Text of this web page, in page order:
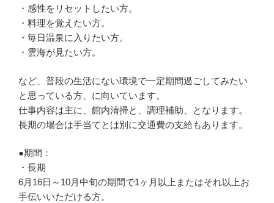
・感性をリセットしたい方。
・料理を覚えたい方。
・毎日温泉に入りたい方。
・雲海が見たい方。
など、普段の生活にない環境で一定期間過ごしてみたい
と思っている方、に向いています。
仕事内容は主に、館内清掃と、調理補助、となります。
長期の場合は手当てとは別に交通費の支給もあります。
●期間：
・長期
6月16日～10月中旬の期間で1ヶ月以上またはそれ以上お
手伝いいただける方。